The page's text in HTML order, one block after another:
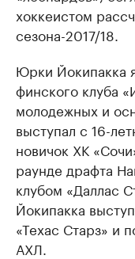
хоккеистом
сезона-2017/18.
Юрки Йокипакка
финского клуба
молодежных и
выступал с 16-
новичок ХК
раунде драфта
клубом «Даллас
Йокипакка
«Техас Старз» и
АХЛ.